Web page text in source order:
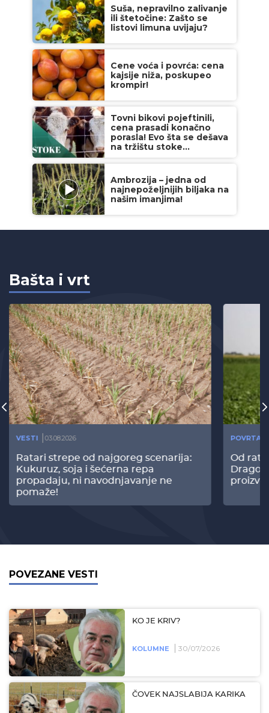
Suša, nepravilno zalivanje
ili štetočine: Zašto se
listovi limuna uvijaju?
Cene voća i povrća: cena
kajsije niža, poskupeo
krompir!
Tovni bikovi pojeftinili,
cena prasadi konačno
porasla! Evo šta se dešava
na tržištu stoke...
Ambrozija – jedna od
najnepoželjnijih biljaka na
našim imanjima!
Bašta i vrt
VESTI 03.08.2026
Ratari strepe od najgoreg scenarija:
Kukuruz, soja i šećerna repa
propadaju, ni navodnjavanje ne
pomaže!
Od
POVEZANE VESTI
KO JE KRIV?
KOLUMNE 30/07/2026
ČOVEK NAJSLABIJA KARIKA